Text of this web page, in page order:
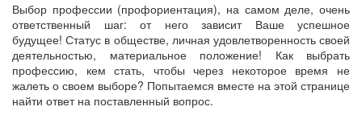
Выбор профессии (профориентация), на самом деле, очень
ответственный шаг: от него зависит Ваше успешное
будущее! Статус в обществе, личная удовлетворенность своей
деятельностью, материальное положение! Как выбрать
профессию, кем стать, чтобы через некоторое время не
жалеть о своем выборе? Попытаемся вместе на этой странице
найти ответ на поставленный вопрос.